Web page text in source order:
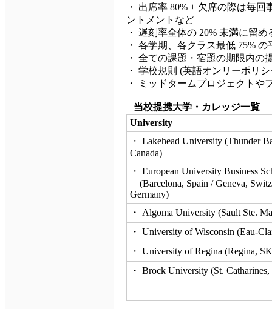
・ 出席率 80% + 欠席の際は毎
ントメントなど
・ 遅刻率全体の 20% 未満に留め
・ 各学期、各クラス最低 75%
・ 全ての課題・宿題の期限内の
・ 学校規則 (英語オンリーポリ
・ ミッドタームプロジェクト
当校提携大学・カレッジ一覧
University
・ Lakehead University (Thunder
Canada)
・ European University Business
(Barcelona, Spain / Geneva,
Germany)
・ Algoma University (Sault Ste.
・ University of Wisconsin (Eau-
・ University of Regina (Regina,
・ Brock University (St.